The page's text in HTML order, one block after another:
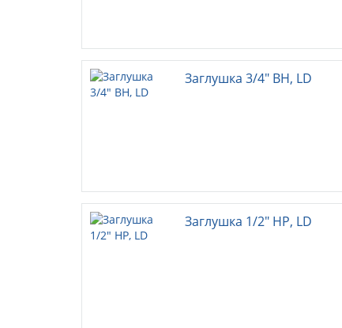
Заглушка 3/4" ВН, LD
Заглушка 1/2" НР, LD